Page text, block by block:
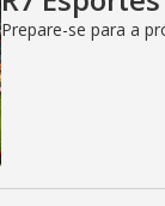
Prepare-se para a